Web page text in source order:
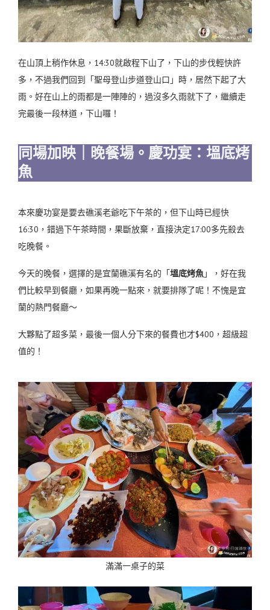
在山頂上稍作休息，14:30就啟程下山了，下山的步伐輕快許
多，不過我們回到「聖母登山步道登山口」時，居然下起了大
雨。好在山上的雨都是一陣陣的，過沒多久雨就下了，繼續走
完最後一段林道，下山囉！
同場加映｜晚餐場。慶功宴：塭底烤
魚
本來慶功宴是要去礁溪老爺吃下午茶的，但下山時已經快
16:30，錯過下午茶時間，果斷放棄，直接決定17:00多先殺去
吃晚餐。
今天的晚餐，選擇的是宜蘭礁溪有名的「塭底烤魚」，好在我
們比較早到餐廳，如果再晚一點來，就要排隊了呢！不愧是宜
蘭的熱門餐廳～
大夥點了超多菜，最後一個人分下來的餐費也才$400，超級超
值的！
滿滿一桌子的菜